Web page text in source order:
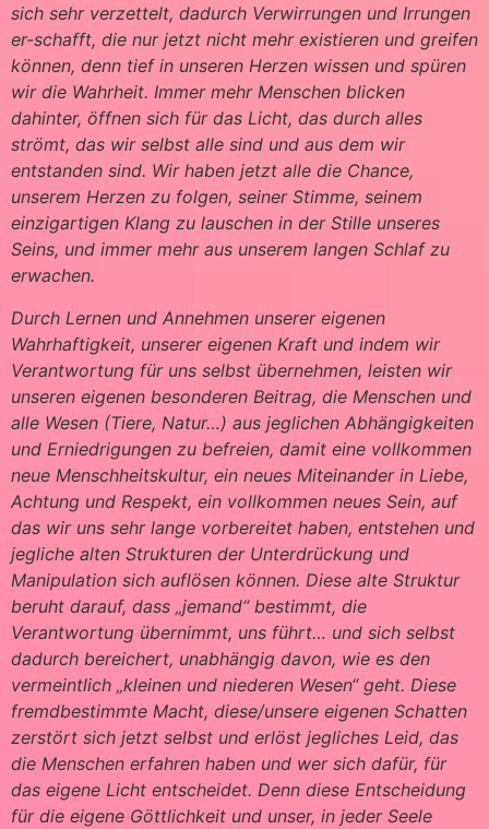
sich sehr verzettelt, dadurch Verwirrungen und Irrungen
er-schafft, die nur jetzt nicht mehr existieren und greifen
können, denn tief in unseren Herzen wissen und spüren
wir die Wahrheit. Immer mehr Menschen blicken
dahinter, öffnen sich für das Licht, das durch alles
strömt, das wir selbst alle sind und aus dem wir
entstanden sind. Wir haben jetzt alle die Chance,
unserem Herzen zu folgen, seiner Stimme, seinem
einzigartigen Klang zu lauschen in der Stille unseres
Seins, und immer mehr aus unserem langen Schlaf zu
erwachen.
Durch Lernen und Annehmen unserer eigenen
Wahrhaftigkeit, unserer eigenen Kraft und indem wir
Verantwortung für uns selbst übernehmen, leisten wir
unseren eigenen besonderen Beitrag, die Menschen und
alle Wesen (Tiere, Natur…) aus jeglichen Abhängigkeiten
und Erniedrigungen zu befreien, damit eine vollkommen
neue Menschheitskultur, ein neues Miteinander in Liebe,
Achtung und Respekt, ein vollkommen neues Sein, auf
das wir uns sehr lange vorbereitet haben, entstehen und
jegliche alten Strukturen der Unterdrückung und
Manipulation sich auflösen können. Diese alte Struktur
beruht darauf, dass „jemand“ bestimmt, die
Verantwortung übernimmt, uns führt… und sich selbst
dadurch bereichert, unabhängig davon, wie es den
vermeintlich „kleinen und niederen Wesen“ geht. Diese
fremdbestimmte Macht, diese/unsere eigenen Schatten
zerstört sich jetzt selbst und erlöst jegliches Leid, das
die Menschen erfahren haben und wer sich dafür, für
das eigene Licht entscheidet. Denn diese Entscheidung
für die eigene Göttlichkeit und unser, in jeder Seele